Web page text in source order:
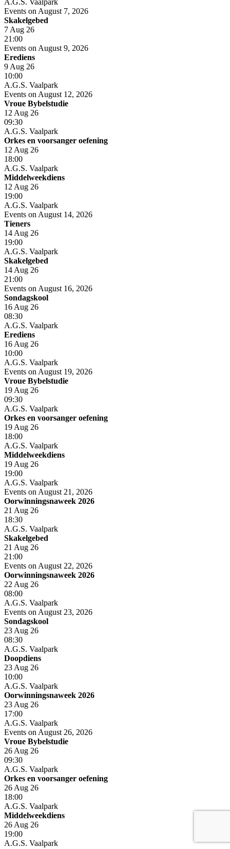
A.G.S. Vaalpark
Events on August 7, 2026
Skakelgebed
7 Aug 26
21:00
Events on August 9, 2026
Erediens
9 Aug 26
10:00
A.G.S. Vaalpark
Events on August 12, 2026
Vroue Bybelstudie
12 Aug 26
09:30
A.G.S. Vaalpark
Orkes en voorsanger oefening
12 Aug 26
18:00
A.G.S. Vaalpark
Middelweekdiens
12 Aug 26
19:00
A.G.S. Vaalpark
Events on August 14, 2026
Tieners
14 Aug 26
19:00
A.G.S. Vaalpark
Skakelgebed
14 Aug 26
21:00
Events on August 16, 2026
Sondagskool
16 Aug 26
08:30
A.G.S. Vaalpark
Erediens
16 Aug 26
10:00
A.G.S. Vaalpark
Events on August 19, 2026
Vroue Bybelstudie
19 Aug 26
09:30
A.G.S. Vaalpark
Orkes en voorsanger oefening
19 Aug 26
18:00
A.G.S. Vaalpark
Middelweekdiens
19 Aug 26
19:00
A.G.S. Vaalpark
Events on August 21, 2026
Oorwinningsnaweek 2026
21 Aug 26
18:30
A.G.S. Vaalpark
Skakelgebed
21 Aug 26
21:00
Events on August 22, 2026
Oorwinningsnaweek 2026
22 Aug 26
08:00
A.G.S. Vaalpark
Events on August 23, 2026
Sondagskool
23 Aug 26
08:30
A.G.S. Vaalpark
Doopdiens
23 Aug 26
10:00
A.G.S. Vaalpark
Oorwinningsnaweek 2026
23 Aug 26
17:00
A.G.S. Vaalpark
Events on August 26, 2026
Vroue Bybelstudie
26 Aug 26
09:30
A.G.S. Vaalpark
Orkes en voorsanger oefening
26 Aug 26
18:00
A.G.S. Vaalpark
Middelweekdiens
26 Aug 26
19:00
A.G.S. Vaalpark